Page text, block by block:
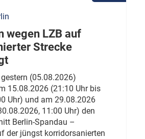
wegen LZB auf
Strecke
(05.08.2026)
15.08.2026 (21:10 Uhr bis
Uhr) und am 29.08.2026
11:00 Uhr) den
Berlin-Spandau –
der jüngst korridorsanierten